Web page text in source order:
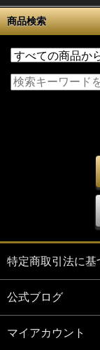
商品検索
特定商取引法に基
公式ブログ
マイアカウント